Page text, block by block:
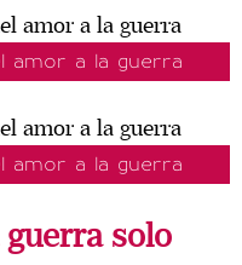
amor a la guerra
amor a la guerra
solo